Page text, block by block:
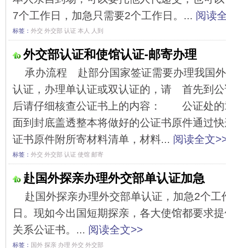
7个工作日，加急只需要2个工作日。... 阅读
标签： 外交 外交部 认证 本人 人到
外交部认证和使馆认证-邮寄办理
承办流程 赴部分国家签证需要办理我国
认证，办理单认证或双认证的，请 首先到
后请仔细核查公证书上的内容： 公证处的
面到封底盖透整本将做好的公证书原件通
证书原件附所寄材料清单，材料... 阅读全文
标签： 外交 外交部 认证 使馆 邮寄
赴国外探亲办理外交部单认证加急
赴国外探亲办理外交部单认证，加急2个
日。现如今出国短期探亲，各大使馆都要求
关系公证书。... 阅读全文>>
标签： 国外 探亲 办理 外交 外交部